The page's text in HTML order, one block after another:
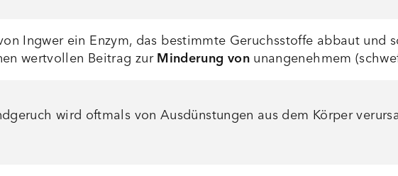
Ingwer ein Enzym, das bestimmte Geruchsstoffe abbaut und
wertvollen Beitrag zurMinderung vonunangenehmem
wird oftmals von Ausdünstungen aus dem Körper